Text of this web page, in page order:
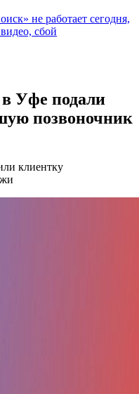
не работает сегодня,
сбой
Уфе подали
позвоночник
клиентку